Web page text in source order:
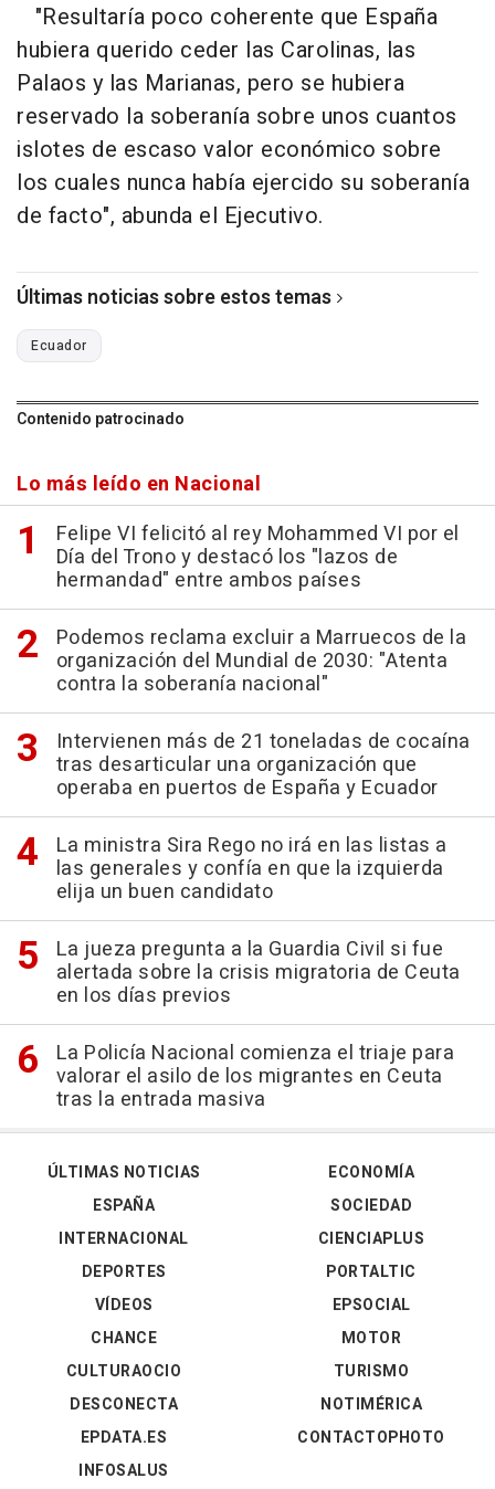
"Resultaría poco coherente que España
hubiera querido ceder las Carolinas, las
Palaos y las Marianas, pero se hubiera
reservado la soberanía sobre unos cuantos
islotes de escaso valor económico sobre
los cuales nunca había ejercido su soberanía
de facto", abunda el Ejecutivo.
Últimas noticias sobre estos temas
Ecuador
Contenido patrocinado
Lo más leído en Nacional
Felipe VI felicitó al rey Mohammed VI por el
Día del Trono y destacó los "lazos de
hermandad" entre ambos países
Podemos reclama excluir a Marruecos de la
organización del Mundial de 2030: "Atenta
contra la soberanía nacional"
Intervienen más de 21 toneladas de cocaína
tras desarticular una organización que
operaba en puertos de España y Ecuador
La ministra Sira Rego no irá en las listas a
las generales y confía en que la izquierda
elija un buen candidato
La jueza pregunta a la Guardia Civil si fue
alertada sobre la crisis migratoria de Ceuta
en los días previos
La Policía Nacional comienza el triaje para
valorar el asilo de los migrantes en Ceuta
tras la entrada masiva
ÚLTIMAS NOTICIAS
ESPAÑA
INTERNACIONAL
DEPORTES
VÍDEOS
ECONOMÍA
SOCIEDAD
CIENCIAPLUS
PORTALTIC
EPSOCIAL
CHANCE
CULTURAOCIO
DESCONECTA
EPDATA.ES
INFOSALUS
MOTOR
TURISMO
NOTIMÉRICA
CONTACTOPHOTO